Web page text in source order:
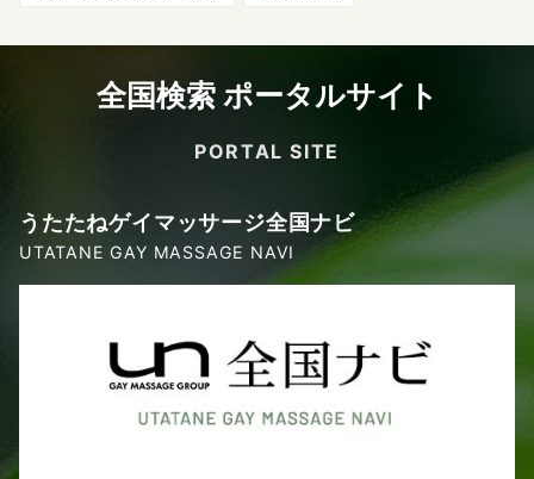
全国検索 ポータルサイト
PORTAL SITE
うたたねゲイマッサージ全国ナビ
UTATANE GAY MASSAGE NAVI